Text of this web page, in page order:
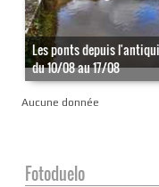
Les ponts depuis
du 10/08 au 17/08
Aucune donnée
Fotoduelo